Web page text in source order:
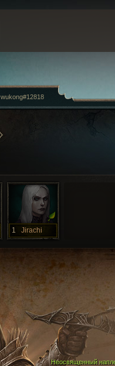
1 Jirachi
Неосвященный
wukong#12818